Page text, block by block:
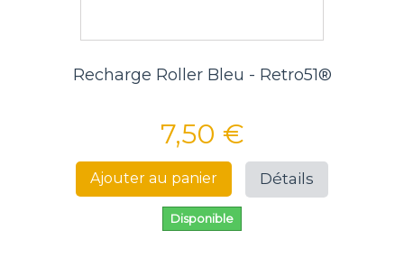
Recharge Roller Bleu - Retro51®
7,50 €
Ajouter au panier Détails
Disponible